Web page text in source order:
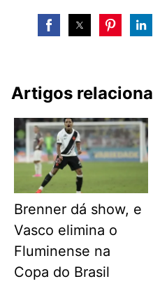
Artigos
Brenner dá show, e
Vasco elimina o
Fluminense na
Copa do Brasil